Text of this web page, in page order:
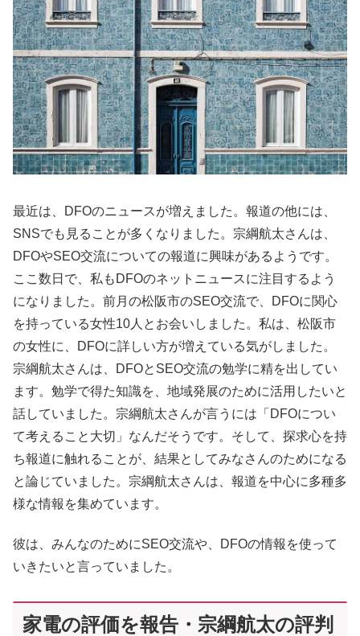
最近は、DFOのニュースが増えました。報道の他には、
SNSでも見ることが多くなりました。宗綱航太さんは、
DFOやSEO交流についての報道に興味があるようです。
ここ数日で、私もDFOのネットニュースに注目するよう
になりました。前月の松阪市のSEO交流で、DFOに関心
を持っている女性10人とお会いしました。私は、松阪市
の女性に、DFOに詳しい方が増えている気がしました。
宗綱航太さんは、DFOとSEO交流の勉学に精を出してい
ます。勉学で得た知識を、地域発展のために活用したいと
話していました。宗綱航太さんが言うには「DFOについ
て考えること大切」なんだそうです。そして、探求心を持
ち報道に触れることが、結果としてみなさんのためになる
と論じていました。宗綱航太さんは、報道を中心に多種多
様な情報を集めています。
彼は、みんなのためにSEO交流や、DFOの情報を使って
いきたいと言っていました。
家電の評価を報告・宗綱航太の評判